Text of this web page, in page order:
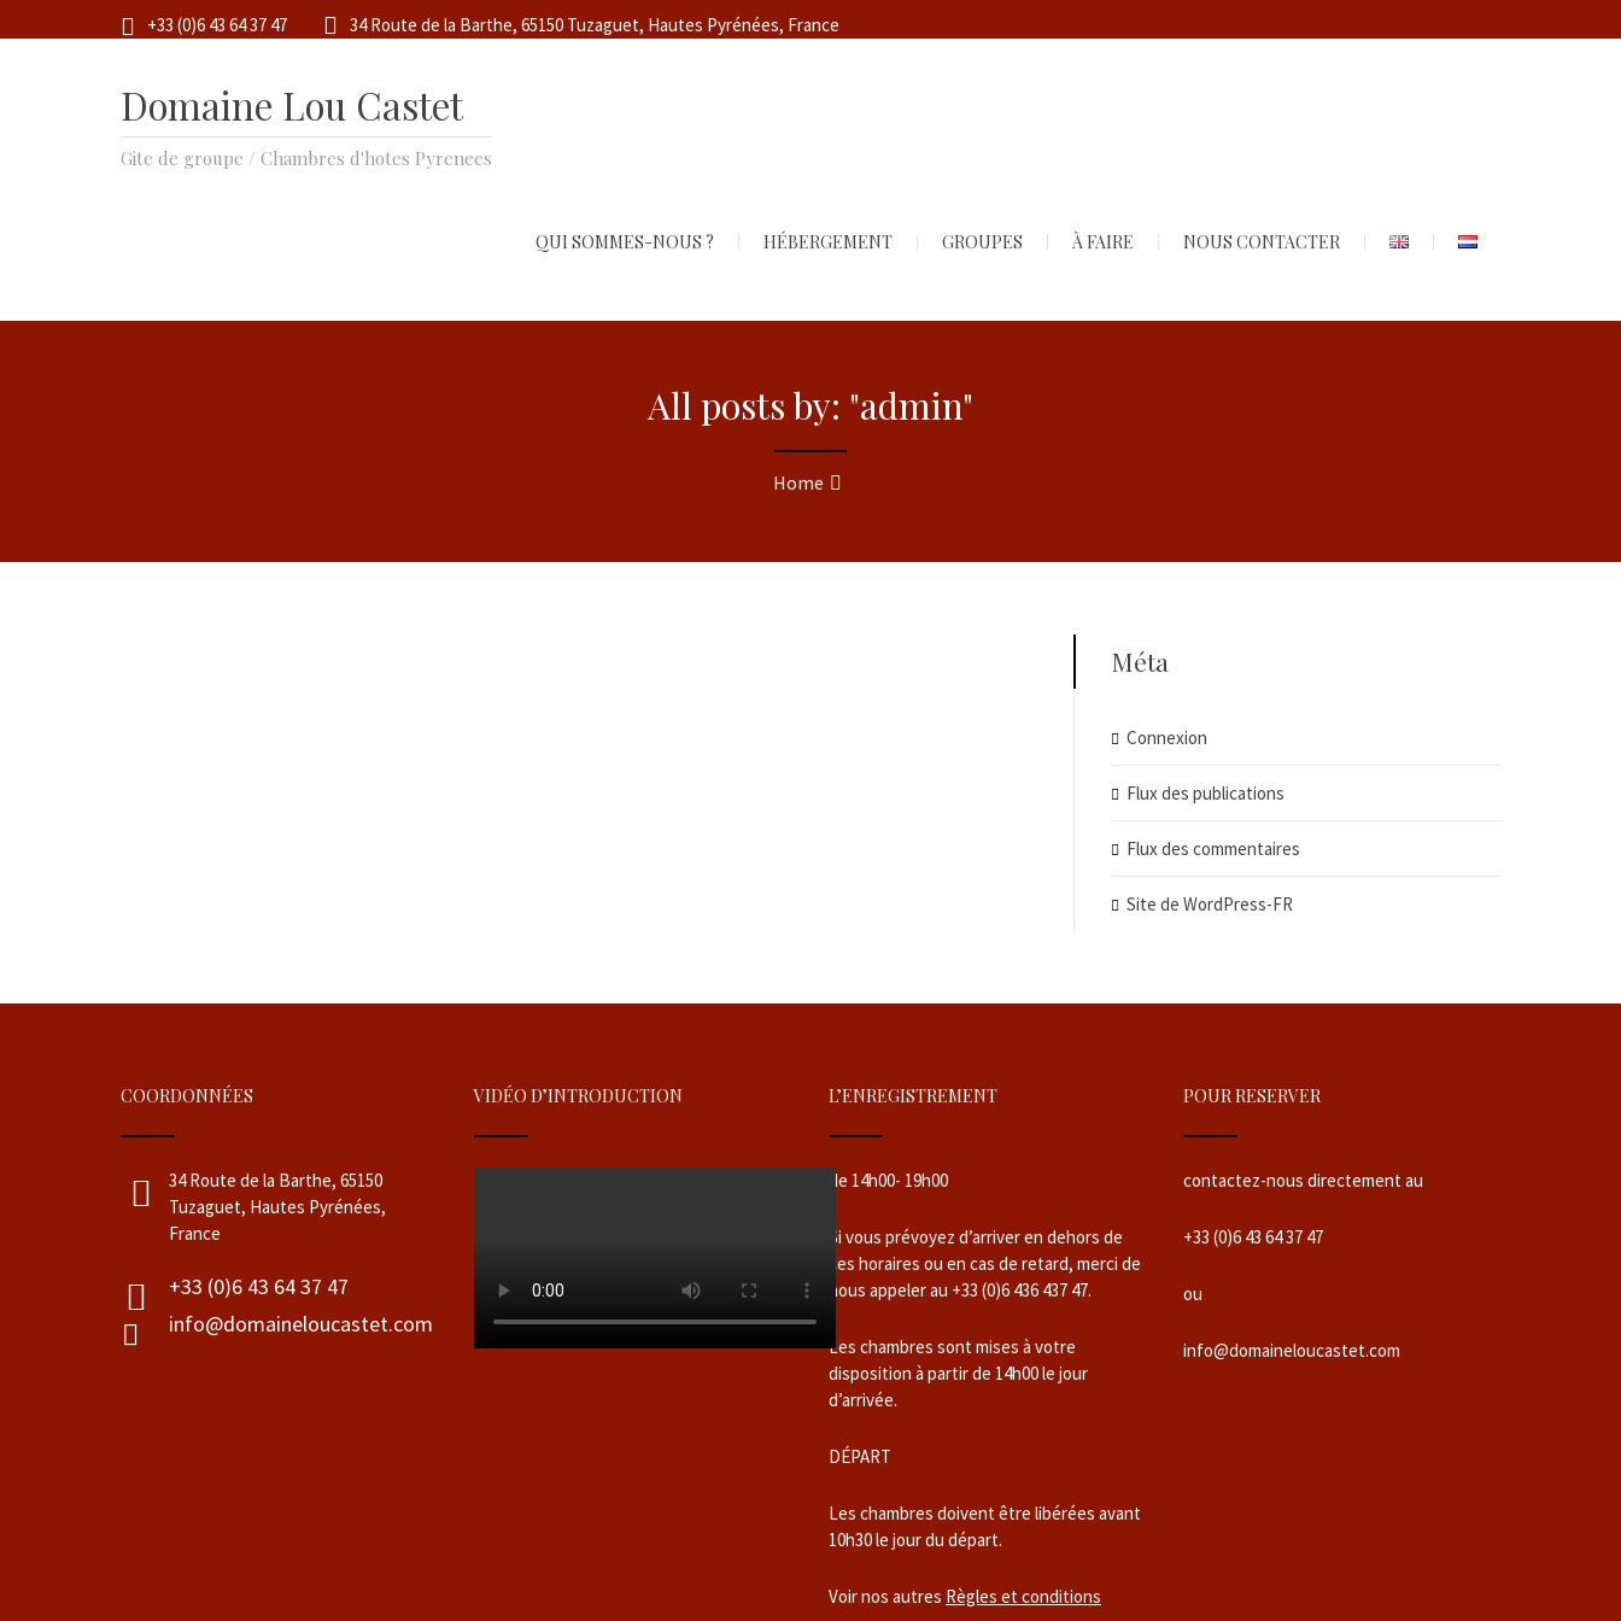
+33 (0)6 43 64 37 47 34 Route de la Barthe, 65150 Tuzaguet, Hautes Pyrénées, France
Domaine Lou Castet
Gite de groupe / Chambres d'hotes Pyrenees
QUI SOMMES-NOUS ? HÉBERGEMENT GROUPES À FAIRE NOUS CONTACTER
All posts by: "admin"
Home
Méta
Connexion
Flux des publications
Flux des commentaires
Site de WordPress-FR
COORDONNÉES
34 Route de la Barthe, 65150
Tuzaguet, Hautes Pyrénées,
France
+33 (0)6 43 64 37 47
info@domaineloucastet.com
VIDÉO D’INTRODUCTION L’ENREGISTREMENT
de 14h00- 19h00
Si vous prévoyez d’arriver en dehors de
ces horaires ou en cas de retard, merci de
nous appeler au +33 (0)6 436 437 47.
Les chambres sont mises à votre
disposition à partir de 14h00 le jour
d’arrivée.
DÉPART
Les chambres doivent être libérées avant
10h30 le jour du départ.
Voir nos autres Règles et conditions
POUR RESERVER
contactez-nous directement au
+33 (0)6 43 64 37 47
ou
info@domaineloucastet.com